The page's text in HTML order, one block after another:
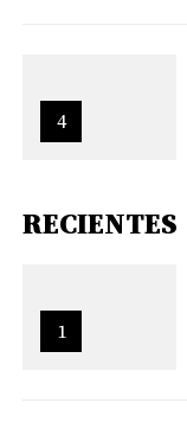
4
RECIENTES
1